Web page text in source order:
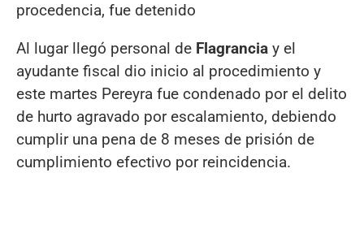
procedencia, fue detenido
Al lugar llegó personal de Flagrancia y el
ayudante fiscal dio inicio al procedimiento y
este martes Pereyra fue condenado por el delito
de hurto agravado por escalamiento, debiendo
cumplir una pena de 8 meses de prisión de
cumplimiento efectivo por reincidencia.